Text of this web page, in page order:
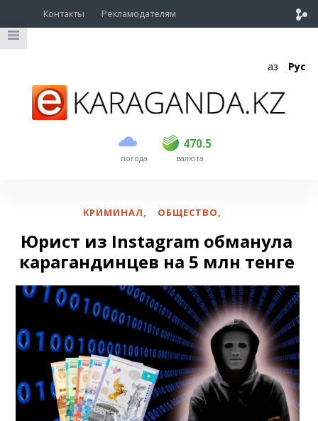
Контакты Рекламодателям
Қаз Рус
погода
470.5
USD 468.5 470.5
EUR валюта
КРИМИНАЛ, ОБЩЕСТВО,
Юрист из Instagram обманула
карагандинцев на 5 млн тенге